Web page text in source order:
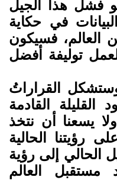
فشل هذا الجيل
في حكاية
العالم، فسيكون
توليفة أفضل
القراراتُ
القليلة القادمة
يسعنا أن نتخذ
رؤيتنا الحالية
الحالي إلى رؤية
مستقبل العالم